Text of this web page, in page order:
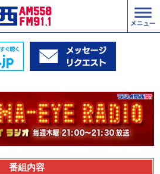
番組内容